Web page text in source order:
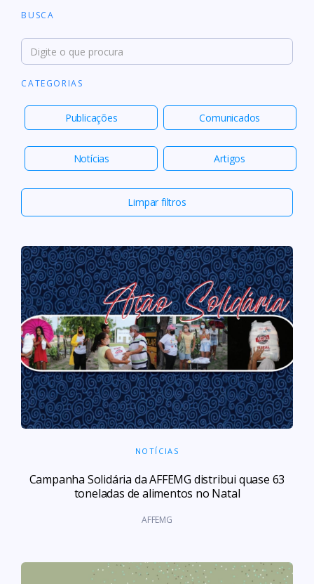
NOTÍCIAS
Campanha Solidária da AFFEMG distribui quase 63
toneladas de alimentos no Natal
AFFEMG
BUSCA
CATEGORIAS
Publicações Comunicados
Notícias Artigos
Limpar filtros